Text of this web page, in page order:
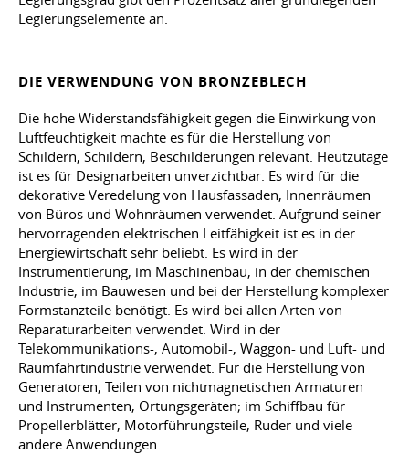
Legierungselemente an.
DIE VERWENDUNG VON BRONZEBLECH
Die hohe Widerstandsfähigkeit gegen die Einwirkung von
Luftfeuchtigkeit machte es für die Herstellung von
Schildern, Schildern, Beschilderungen relevant. Heutzutage
ist es für Designarbeiten unverzichtbar. Es wird für die
dekorative Veredelung von Hausfassaden, Innenräumen
von Büros und Wohnräumen verwendet. Aufgrund seiner
hervorragenden elektrischen Leitfähigkeit ist es in der
Energiewirtschaft sehr beliebt. Es wird in der
Instrumentierung, im Maschinenbau, in der chemischen
Industrie, im Bauwesen und bei der Herstellung komplexer
Formstanzteile benötigt. Es wird bei allen Arten von
Reparaturarbeiten verwendet. Wird in der
Telekommunikations-, Automobil-, Waggon- und Luft- und
Raumfahrtindustrie verwendet. Für die Herstellung von
Generatoren, Teilen von nichtmagnetischen Armaturen
und Instrumenten, Ortungsgeräten; im Schiffbau für
Propellerblätter, Motorführungsteile, Ruder und viele
andere Anwendungen.